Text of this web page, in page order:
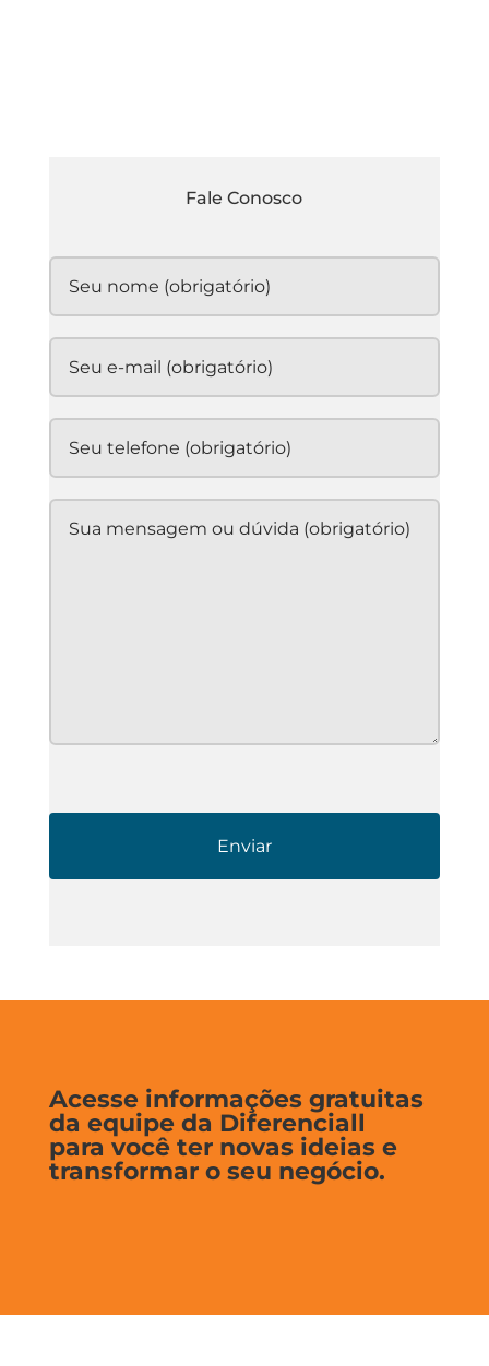
FaleConosco
Acesse informações gratuitas
da equipe da Diferenciall
para você ter novas ideias e
transformar o seu negócio.